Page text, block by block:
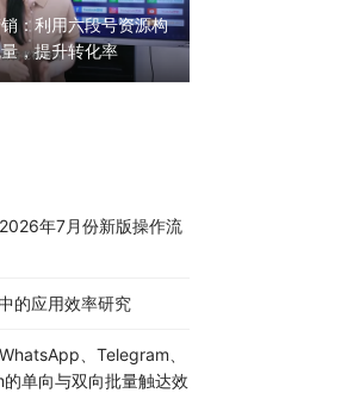
：利用六段号资源构
，提升转化率
年7月份新版操作流
的应用效率研究
、Telegram、
单向与双向批量触达效